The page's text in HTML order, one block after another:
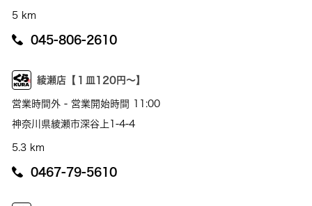
5 km
045-806-2610
綾瀬店【１皿120円～】
営業時間外 - 営業開始時間 11:00
神奈川県綾瀬市深谷上1-4-4
5.3 km
0467-79-5610